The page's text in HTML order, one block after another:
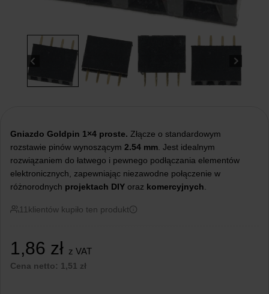
Gniazdo Goldpin 1×4 proste. Złącze o standardowym
rozstawie pinów wynoszącym 2.54 mm . Jest idealnym
rozwiązaniem do łatwego i pewnego podłączania elementów
elektronicznych, zapewniając niezawodne połączenie w
różnorodnych projektach DIY oraz komercyjnych
11 klientów kupiło ten produkt
1,86 zł z VAT
Cena netto: 1,51 zł